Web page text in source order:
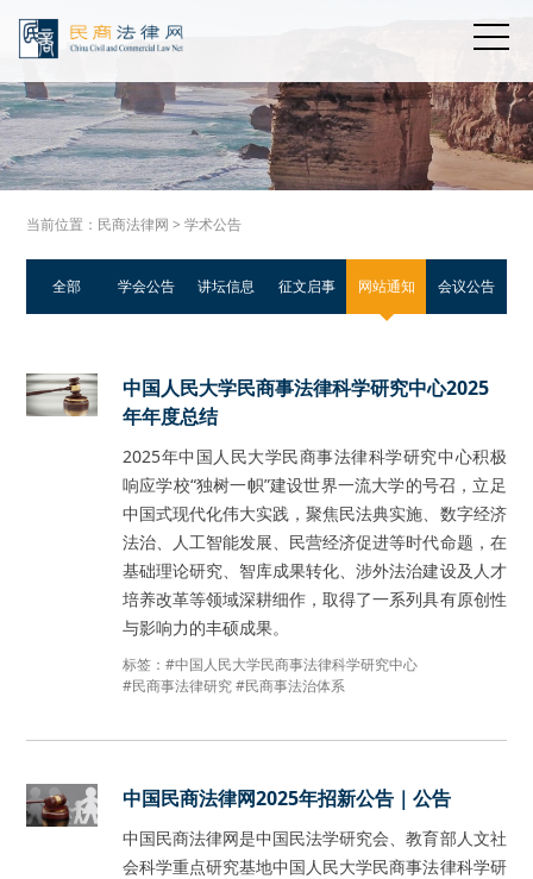
当前位置： 民商法律网 > 学术公告
全部 学会公告 讲坛信息 征文启事 网站通知 会议公告
中国人民大学民商事法律科学研究中心2025
年年度总结
2025年中国人民大学民商事法律科学研究中心积极
响应学校“独树一帜”建设世界一流大学的号召，立足
中国式现代化伟大实践，聚焦民法典实施、数字经济
法治、人工智能发展、民营经济促进等时代命题，在
基础理论研究、智库成果转化、涉外法治建设及人才
培养改革等领域深耕细作，取得了一系列具有原创性
与影响力的丰硕成果。
标签：#中国人民大学民商事法律科学研究中心
#民商事法律研究#民商事法治体系
中国民商法律网2025年招新公告｜公告
中国民商法律网是中国民法学研究会、教育部人文社
会科学重点研究基地中国人民大学民商事法律科学研